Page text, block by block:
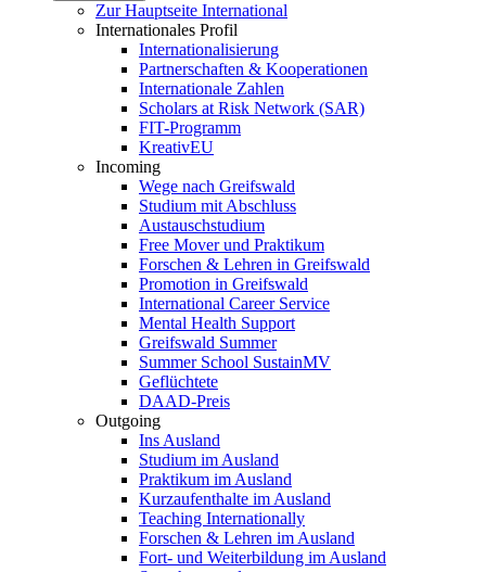
Zur Hauptseite International
Internationales Profil
Internationalisierung
Partnerschaften & Kooperationen
Internationale Zahlen
Scholars at Risk Network (SAR)
FIT-Programm
KreativEU
Incoming
Wege nach Greifswald
Studium mit Abschluss
Austauschstudium
Free Mover und Praktikum
Forschen & Lehren in Greifswald
Promotion in Greifswald
International Career Service
Mental Health Support
Greifswald Summer
Summer School SustainMV
Geflüchtete
DAAD-Preis
Outgoing
Ins Ausland
Studium im Ausland
Praktikum im Ausland
Kurzaufenthalte im Ausland
Teaching Internationally
Forschen & Lehren im Ausland
Fort- und Weiterbildung im Ausland